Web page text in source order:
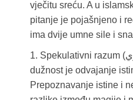
vječitu sreću. A u
pitanje je pojašnjeno i
ima dvije umne sile i
1. Spekulativni razum (عَقلُ النَّظَرِي) – njegova
dužnost je odvajanje
Prepoznavanje istine i